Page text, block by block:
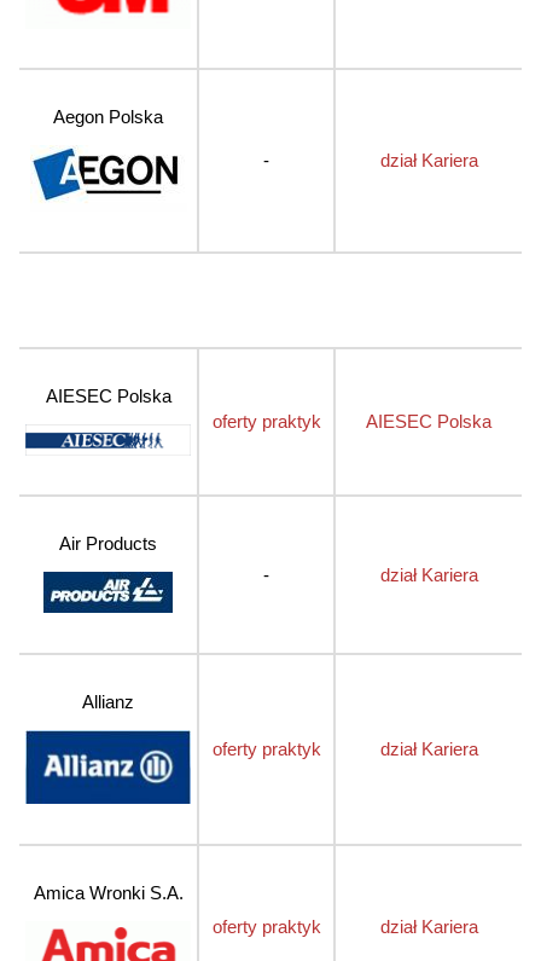
Aegon Polska
- dział Kariera
AIESEC Polska
oferty praktyk
AIESEC Polska
Air Products
-
dział Kariera
Allianz
oferty praktyk dział Kariera
Amica Wronki S.A.
oferty praktyk
dział Kariera